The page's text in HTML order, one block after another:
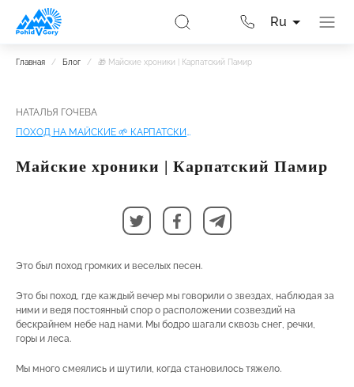
Ru
Главная / Блог / 🎁 Майские хроники | Карпатский Памир
НАТАЛЬЯ ГОЧЕВА
ПОХОД НА МАЙСКИЕ 🌱 КАРПАТСКИЙ ПАМИР | ЧЕРНОГОРА-ЧИВЧИНЫ
Майские хроники | Карпатский Памир
Это был поход громких и веселых песен.
Это бы поход, где каждый вечер мы говорили о звездах, наблюдая за
ними и ведя постоянный спор о расположении созвездий на
бескрайнем небе над нами. Мы бодро шагали сквозь снег, речки,
горы и леса.
Мы много смеялись и шутили, когда становилось тяжело.